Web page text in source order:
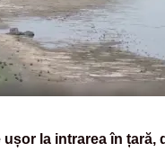
ușor la intrarea în țară,